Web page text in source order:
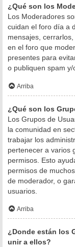
¿Qué son los
Los Moderadores
cuidan el foro día a
mensajes,
en el foro que
presentes para
o publiquen spam
Arriba
¿Qué son los
Los Grupos de
la comunidad en
trabajar los
pertenecer a varios
permisos. Esto
permisos de
de moderador, o
usuarios.
Arriba
¿Donde están los
unir a ellos?